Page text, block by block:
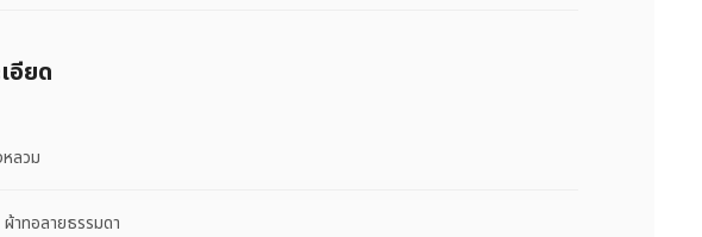
อียด
ลวม
าทอลายธรรมดา